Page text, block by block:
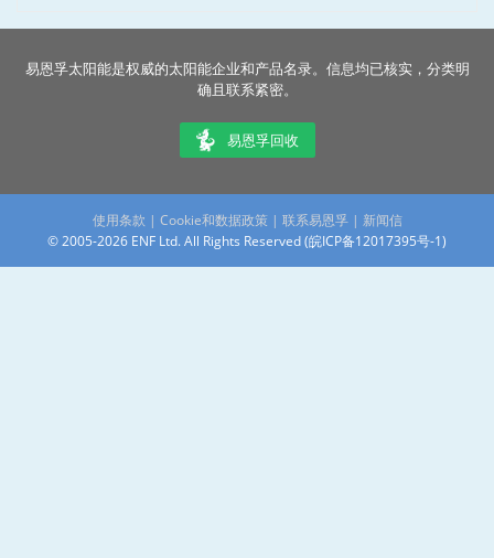
易恩孚太阳能是权威的太阳能企业和产品名录。信息均已核实，分类明
确且联系紧密。
易恩孚回收
使用条款 | Cookie和数据政策| 联系易恩孚 | 新闻信
© 2005-2026 ENF Ltd. All Rights Reserved (皖ICP备12017395号-1)